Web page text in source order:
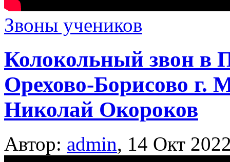
Звоны учеников
Колокольный звон в
Орехово-Борисово г.
Николай Окороков
Автор: admin, 14 Окт